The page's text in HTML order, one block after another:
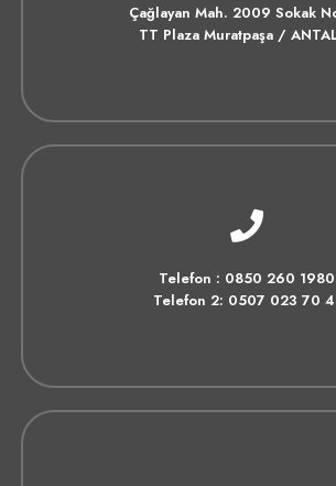
Çağlayan Mah. 2009 Sokak
TT Plaza Muratpaşa /
Telefon : 0850 260 1980
Telefon 2: 0507 023 70